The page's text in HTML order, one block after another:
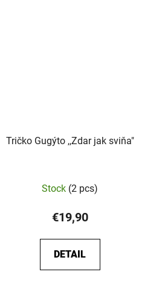
Tričko Gugýto ,,Zdar jak sviňa"
average
product
rating
is
5,0
Stock (2 pcs)
€19,90
DETAIL